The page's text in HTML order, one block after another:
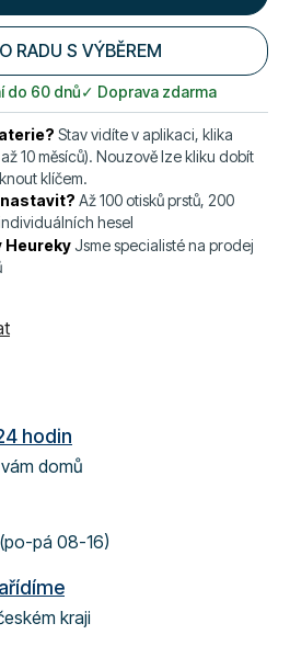
RADU S VÝBĚREM
do 60 dnů✓ Doprava zdarma
Stav vidíte v aplikaci, klika
10 měsíců). Nouzově lze kliku dobít
klíčem.
nastavit? Až 100 otisků prstů, 200
hesel
HeurekyJsme specialisté na prodej
hodin
domů
pá 08-16)
kraji